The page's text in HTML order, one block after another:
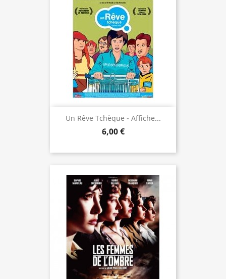
Un Rêve Tchèque - Affiche...
6,00 €